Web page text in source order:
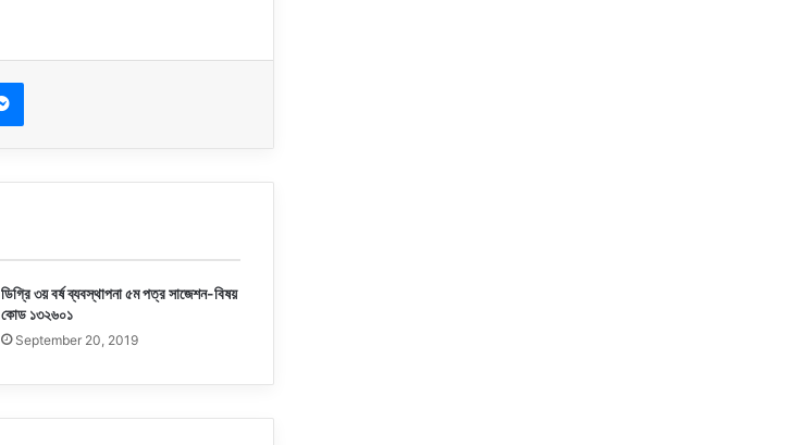
Messenger
ডিগ্রি ৩য় বর্ষ ব্যবস্থাপনা ৫ম পত্র সাজেশন-বিষয়
কোড ১৩২৬০১
September 20, 2019